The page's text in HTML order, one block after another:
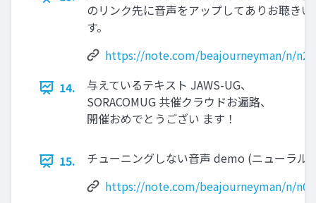
のリンク先に音声をアップしてありお聴き
す。
https://note.com/beajourneyman/n/
14.
与えているテキスト JAWS-UG、
SORACOMUG 共催クラウドお遍路、
開催おめでとうござい ます！
15.
チューニングしない音声 demo (ニューラ
https://note.com/beajourneyman/n/